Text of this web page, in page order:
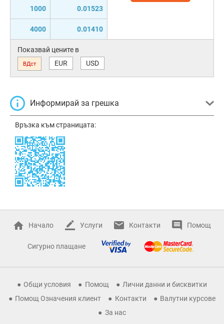
1000 0.01523
4000 0.01410
Показвай цените в
ВДст EUR USD
Информирай за грешка
Връзка към страницата:
Начало Услуги Контакти Помощ
Сигурно плащане
Общи условия Помощ
Лични данни и бисквитки
Помощ Означения клиент
Контакти
Валутни курсове
За нас